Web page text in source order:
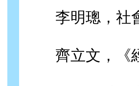
李明璁，社
齊立文，《